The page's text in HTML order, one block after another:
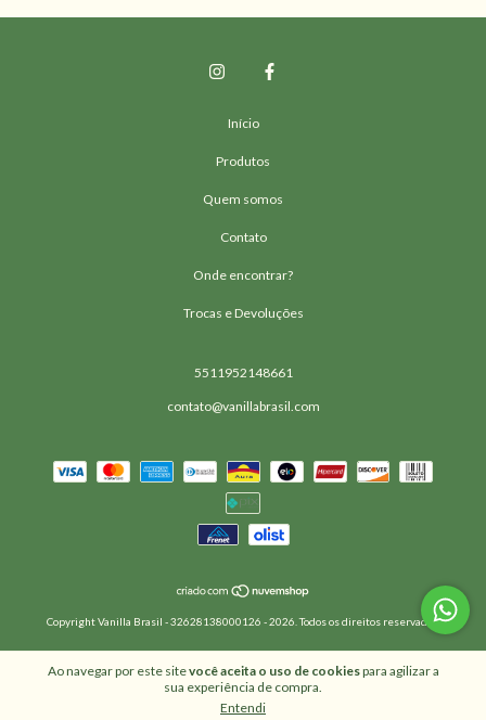
Ao navegar por este sitevocê aceita o uso de cookiespara agilizar a
sua experiência de compra.
Entendi
Início
Produtos
Quem somos
Contato
Onde encontrar?
Trocas e Devoluções
5511952148661
contato@vanillabrasil.com
Copyright Vanilla Brasil - 32628138000126 - 2026. Todos os direitos reservados.